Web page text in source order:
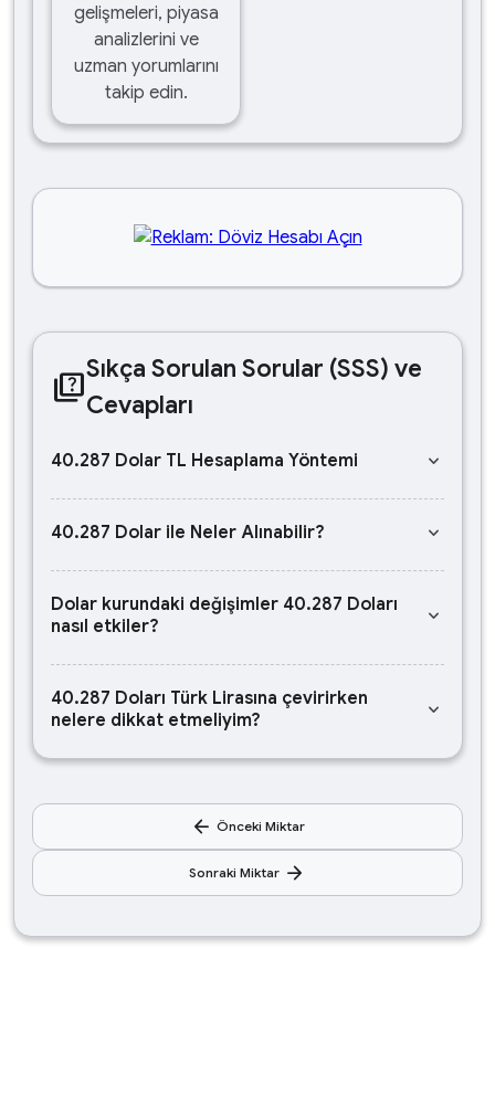
gelişmeleri, piyasa
analizlerini ve
uzman yorumlarını
takip edin.
quizSıkça Sorulan Sorular (SSS) ve
Cevapları
40.287 Dolar TL Hesaplama Yöntemi keyboard_arrow_down
40.287 Dolar ile Neler Alınabilir? keyboard_arrow_down
Dolar kurundaki değişimler 40.287 Doları
nasıl etkiler?
keyboard_arrow_down
40.287 Doları Türk Lirasına çevirirken
nelere dikkat etmeliyim?
keyboard_arrow_down
arrow_back Önceki Miktar
Sonraki Miktar arrow_forward